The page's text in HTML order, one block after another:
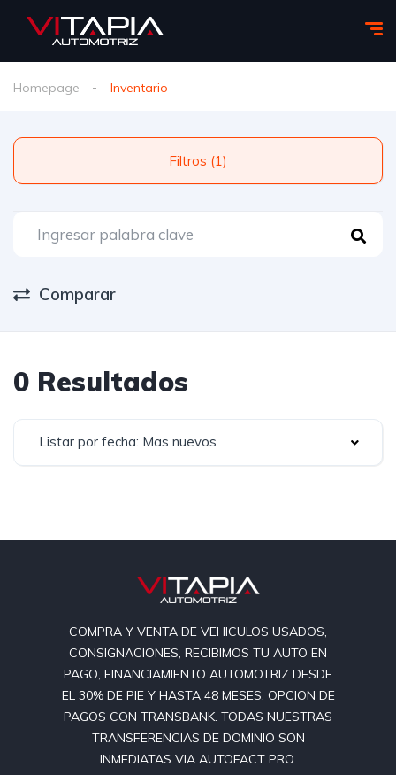
Homepage Inventario
Filtros (1)
Comparar
0 Resultados
Listar por fecha: Mas nuevos
COMPRA Y VENTA DE VEHICULOS USADOS,
CONSIGNACIONES, RECIBIMOS TU AUTO EN
PAGO, FINANCIAMIENTO AUTOMOTRIZ DESDE
EL 30% DE PIE Y HASTA 48 MESES, OPCION DE
PAGOS CON TRANSBANK. TODAS NUESTRAS
TRANSFERENCIAS DE DOMINIO SON
INMEDIATAS VIA AUTOFACT PRO.